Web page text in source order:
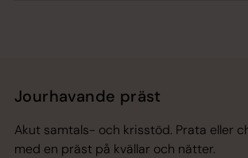
Jourhavande präst
Akut samtals- och krisstöd. Prata eller
med en präst på kvällar och nätter.